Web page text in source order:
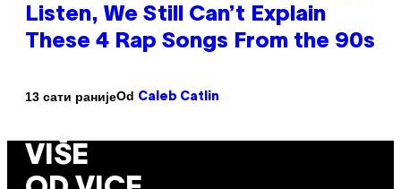
Listen, We Still Can’t Explain
These 4 Rap Songs From the 90s
13 сати ранијеOd Caleb Catlin
VIŠE